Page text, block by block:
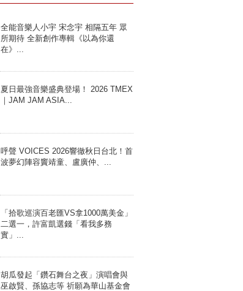
全能音樂人小宇 宋念宇 相隔五年 眾
所期待 全新創作專輯《以為你還
在》...
夏日最強音樂盛典登場！ 2026 TMEX
｜JAM JAM ASIA...
呼聲 VOICES 2026響徹秋日台北！首
波夢幻陣容竇靖童、盧廣仲、...
「拾歌巡演百老匯VS拿1000萬美金」
二選一，許富凱選錢「看我多務
實」...
胡瓜發起「鑽石舞台之夜」演唱會與
巫啟賢、孫協志等 祈願為華山基金會